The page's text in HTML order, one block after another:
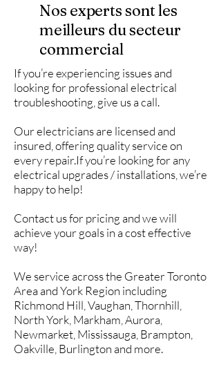
Nos experts sont les
meilleurs du secteur
commercial
If you’re experiencing issues and
looking for professional electrical
troubleshooting, give us a call.
Our electricians are licensed and
insured, offering quality service on
every repair.If you’re looking for any
electrical upgrades / installations, we’re
happy to help!
Contact us for pricing and we will
achieve your goals in a cost effective
way!
We service across the Greater Toronto
Area and York Region including
Richmond Hill, Vaughan, Thornhill,
North York, Markham, Aurora,
Newmarket, Mississauga, Brampton,
Oakville, Burlington and more.